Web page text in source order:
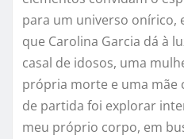
para um universo onírico,
que Carolina Garcia dá à
casal de idosos, uma
própria morte e uma mãe
de partida foi explorar
meu próprio corpo, em